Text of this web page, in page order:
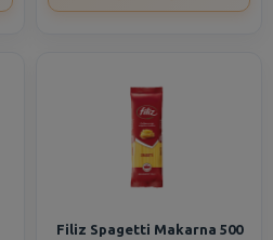
Filiz Spagetti Makarna 500